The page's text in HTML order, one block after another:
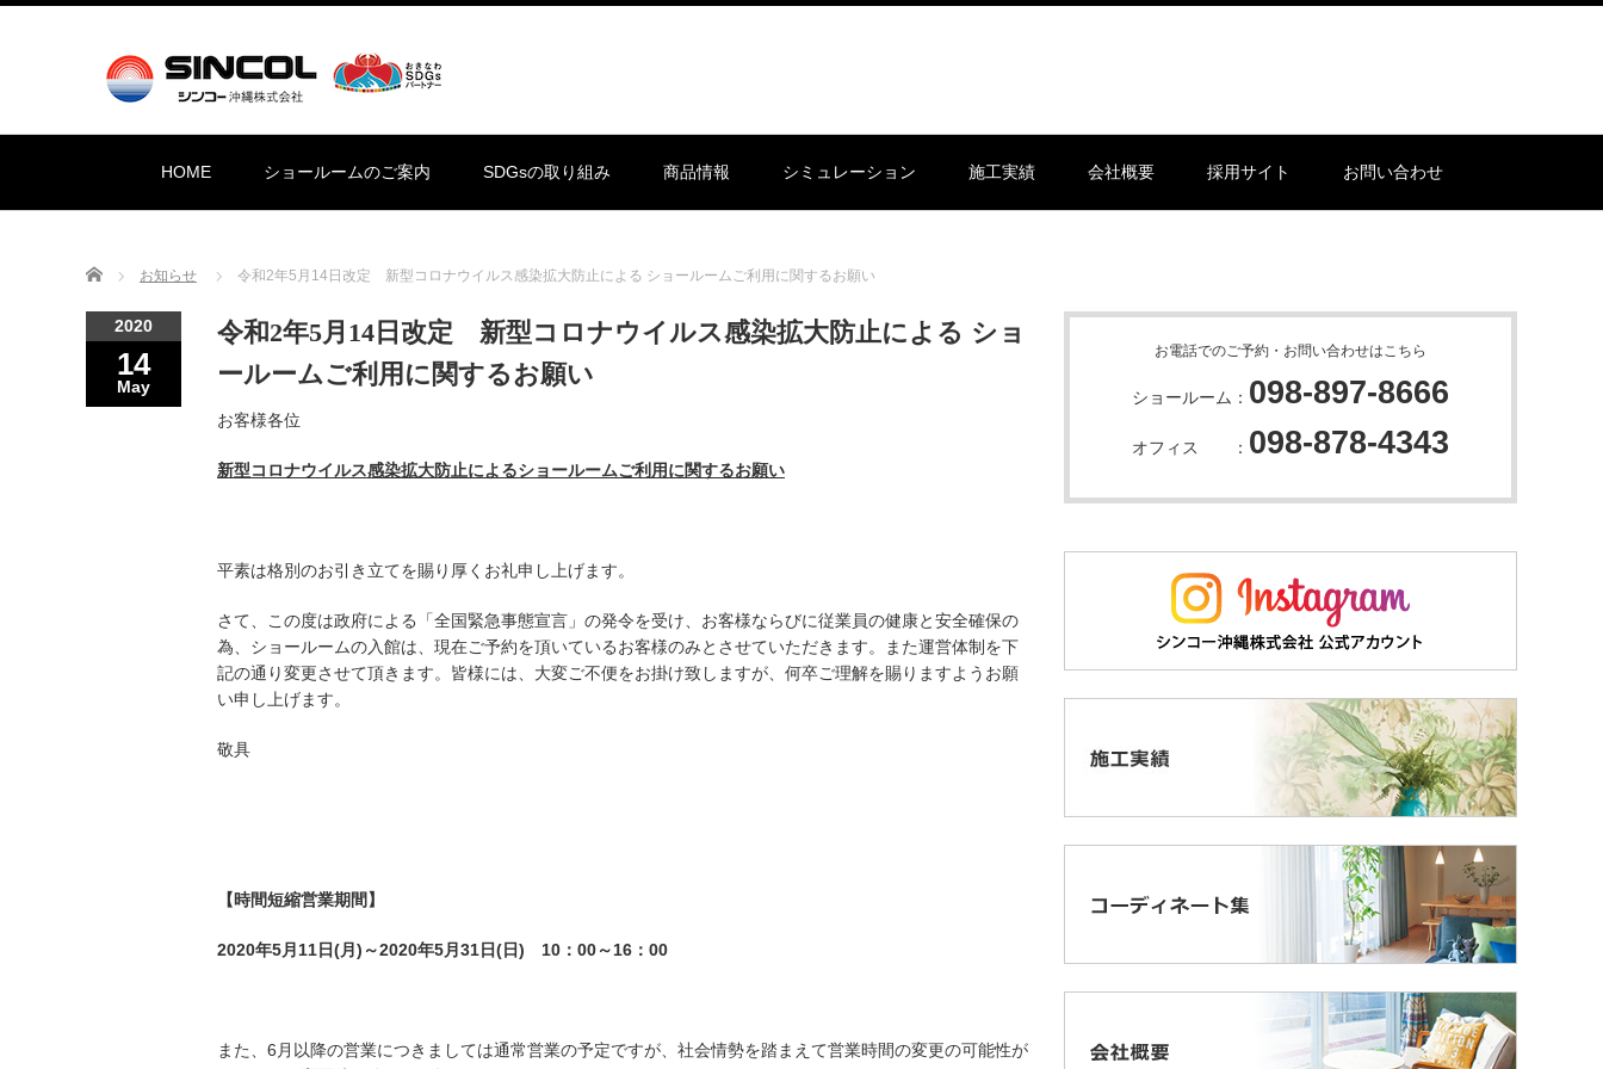
HOME ショールームのご案内 SDGsの取り組み 商品情報 シミュレーション 施工実績 会社概要 採用サイト お問い合わせ
Home お知らせ 令和2年5月14日改定 新型コロナウイルス感染拡大防止による ショールームご利用に関するお願い
2020
14
May
令和2年5月14日改定 新型コロナウイルス感染拡大防止による ショ
ールームご利用に関するお願い
お客様各位
新型コロナウイルス感染拡大防止によるショールームご利用に関するお願い
平素は格別のお引き立てを賜り厚くお礼申し上げます。
さて、この度は政府による「全国緊急事態宣言」の発令を受け、お客様ならびに従業員の健康と安全確保の
為、ショールームの入館は、現在ご予約を頂いているお客様のみとさせていただきます。また運営体制を下
記の通り変更させて頂きます。皆様には、大変ご不便をお掛け致しますが、何卒ご理解を賜りますようお願
い申し上げます。
敬具
【時間短縮営業期間】
2020年5月11日(月) ～2020年5月31日(日) 10 ：00～16 ：00
また、6月以降の営業につきましては通常営業の予定ですが、社会情勢を踏まえて営業時間の変更の可能性が
お電話でのご予約・お問い合わせはこちら
ショールーム： 098-897-8666
オフィス ： 098-878-4343